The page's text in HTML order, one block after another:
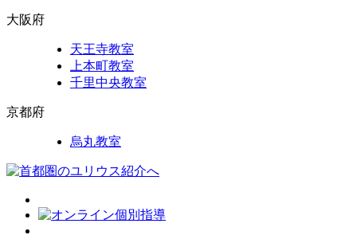
大阪府
天王寺教室
上本町教室
千里中央教室
京都府
烏丸教室